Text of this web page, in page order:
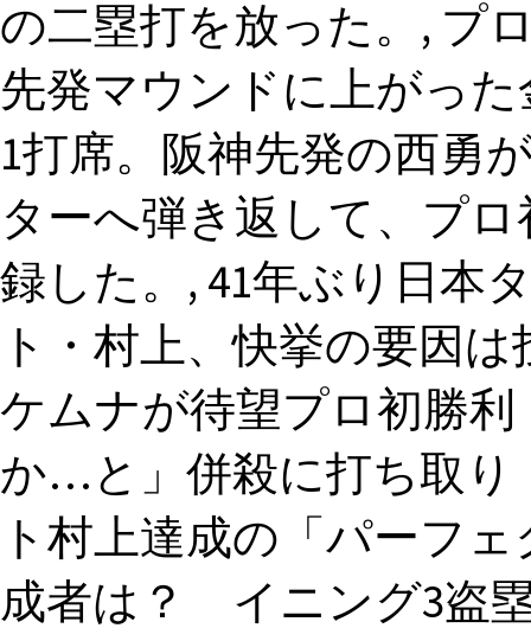
の二塁打を放った。, プ
先発マウンドに上がっ
1打席。阪神先発の西勇
ターへ弾き返して、プ
録した。, 41年ぶり日本
ト・村上、快挙の要因
ケムナが待望プロ初勝
か…と」併殺に打ち取り
ト村上達成の「パーフ
成者は？ イニング3盗